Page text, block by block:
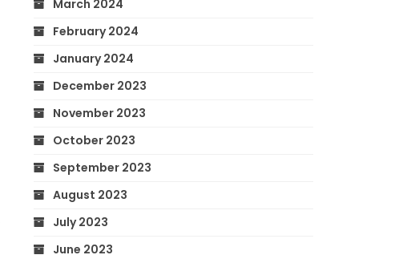
March 2024
February 2024
January 2024
December 2023
November 2023
October 2023
September 2023
August 2023
July 2023
June 2023